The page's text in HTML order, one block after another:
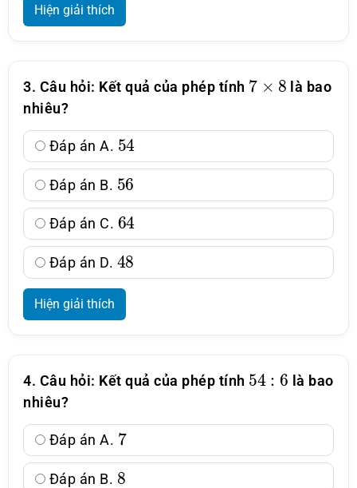
Hiện giải thích
3. Câu hỏi: Kết quả của phép tính
7 8
là bao
nhiêu?
Đáp án A.
54
Đáp án B.
56
Đáp án C.
64
Đáp án D.
48
Hiện giải thích
4. Câu hỏi: Kết quả của phép tính
54 6
là bao
nhiêu?
Đáp án A.
7
Đáp án B.
8